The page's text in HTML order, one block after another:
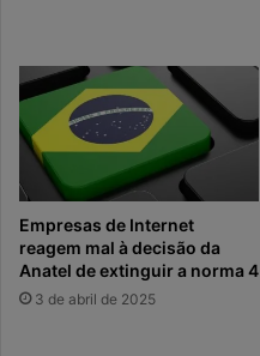
Empresas de Internet
reagem mal à decisão da
Anatel de extinguir a norma 4
3 de abril de 2025